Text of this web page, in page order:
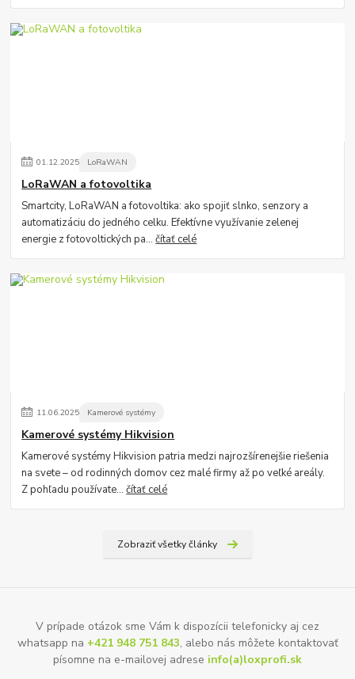
01.12.2025 LoRaWAN
LoRaWAN a fotovoltika
Smartcity, LoRaWAN a fotovoltika: ako spojiť slnko, senzory a
automatizáciu do jedného celku. Efektívne využívanie zelenej
energie z fotovoltických pa...čítať celé
11.06.2025 Kamerové systémy
Kamerové systémy Hikvision
Kamerové systémy Hikvision patria medzi najrozšírenejšie riešenia
na svete – od rodinných domov cez malé firmy až po veľké areály.
Z pohľadu používate...čítať celé
Zobraziť všetky články
V prípade otázok sme Vám k dispozícii telefonicky aj cez
whatsapp na +421 948 751 843, alebo nás môžete kontaktovať
písomne na e-mailovej adrese info(a)loxprofi.sk